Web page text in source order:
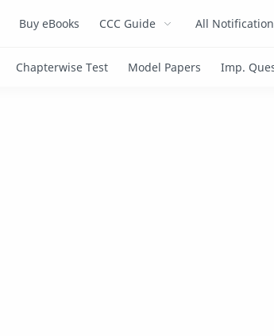
Buy eBooks CCC Guide All Notification